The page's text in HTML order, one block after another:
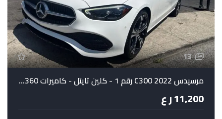
13
مرسيدس C300 2022 رقم 1 - كلين تايتل - كاميرات 360 درجة
11,200 ر ع